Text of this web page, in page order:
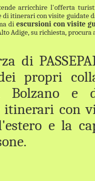
arricchire l'offerta
di itinerari con visite guidate
di escursioni con visite
Adige, su richiesta, procura
di
propri
Bolzano e
itinerari con
e la